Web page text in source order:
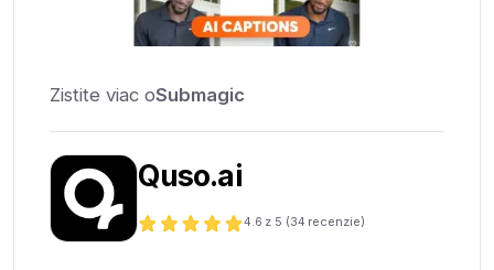
Zistite viac oSubmagic
Quso.ai
4.6 z 5 (34 recenzie)